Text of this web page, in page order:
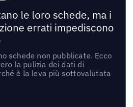
le loro schede, ma i
errati impediscono
schede non pubblicate. Ecco
la pulizia dei dati di
è la leva più sottovalutata